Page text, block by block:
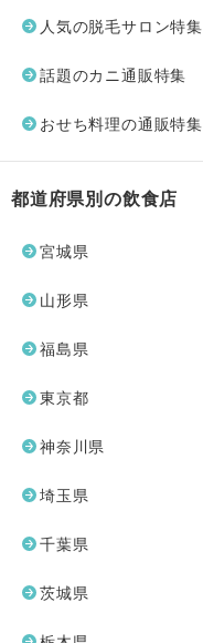
人気の脱毛サロン特集
話題のカニ通販特集
おせち料理の通販特集
都道府県別の飲食店
宮城県
山形県
福島県
東京都
神奈川県
埼玉県
千葉県
茨城県